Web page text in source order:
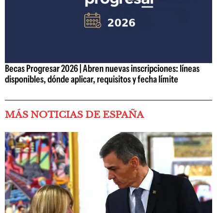
Becas Progresar 2026 | Abren nuevas inscripciones: líneas
disponibles, dónde aplicar, requisitos y fecha límite
MÁS NOTICIAS DE ESPAÑA